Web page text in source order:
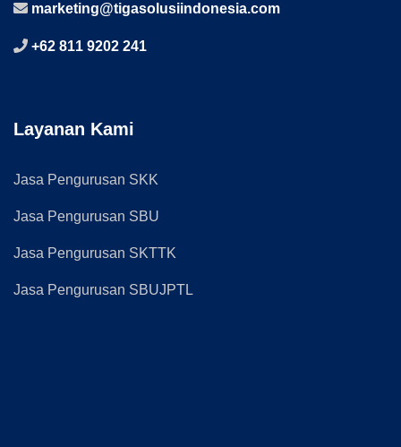
marketing@tigasolusiindonesia.com
+62 811 9202 241
Layanan Kami
Jasa Pengurusan SKK
Jasa Pengurusan SBU
Jasa Pengurusan SKTTK
Jasa Pengurusan SBUJPTL